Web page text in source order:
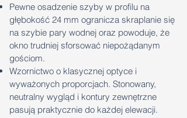
Pewne osadzenie szyby w profilu na
głębokość 24 mm ogranicza skraplanie się
na szybie pary wodnej oraz powoduje, że
okno trudniej sforsować niepożądanym
gościom.
Wzornictwo o klasycznej optyce i
wyważonych proporcjach. Stonowany,
neutralny wygląd i kontury zewnętrzne
pasują praktycznie do każdej elewacji.